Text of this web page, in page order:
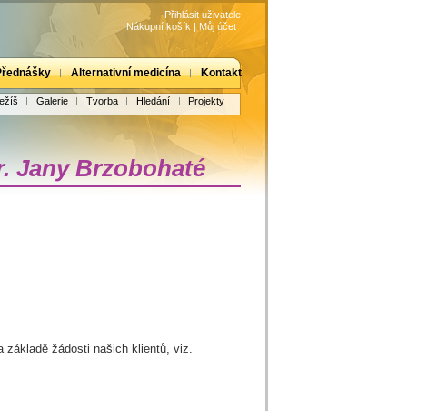
Přihlásit uživatele
Nákupní košík | Můj účet
Alternativní medicína Kontakt
Galerie Tvorba Hledání Projekty
Jany Brzobohaté
žádosti našich klientů, viz.